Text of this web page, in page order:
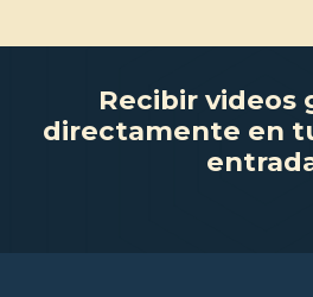
Recibir videos
directamente en